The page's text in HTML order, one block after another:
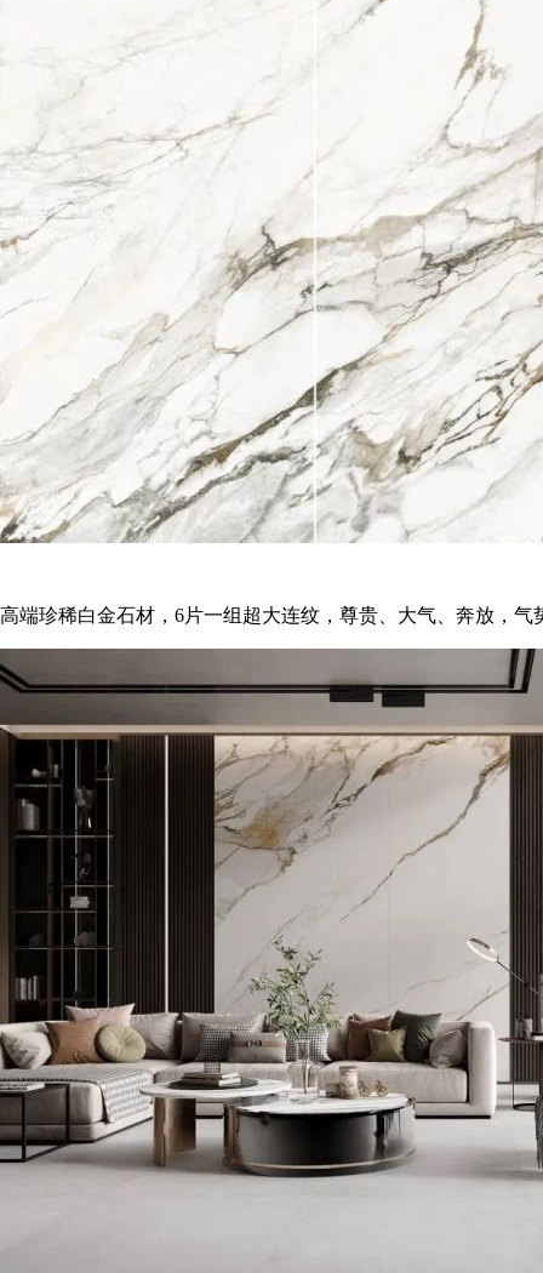
高端珍稀白金石材，6片一组超大连纹，尊贵、大气、奔放，气